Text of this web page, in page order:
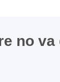
no